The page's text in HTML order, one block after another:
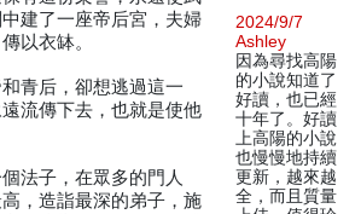
建了一座帝后宮，夫婦
以衣缽。
青后，卻想逃過這一
流傳下去，也就是使他
法子，在眾多的門人
，造詣最深的弟子，施
2024/9/7
Ashley
因為尋找高陽
的小說知道了
好讀，也已經
十年了。好讀
上高陽的小說
也慢慢地持續
更新，越來越
全，而且質量